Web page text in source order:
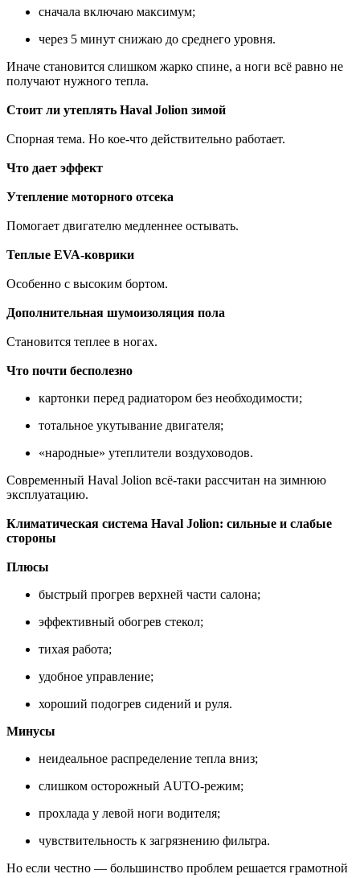
сначала включаю максимум;
через 5 минут снижаю до среднего уровня.
Иначе становится слишком жарко спине, а ноги всё равно не
получают нужного тепла.
Стоит ли утеплять Haval Jolion зимой
Спорная тема. Но кое-что действительно работает.
Что дает эффект
Утепление моторного отсека
Помогает двигателю медленнее остывать.
Теплые EVA-коврики
Особенно с высоким бортом.
Дополнительная шумоизоляция пола
Становится теплее в ногах.
Что почти бесполезно
картонки перед радиатором без необходимости;
тотальное укутывание двигателя;
«народные» утеплители воздуховодов.
Современный Haval Jolion всё-таки рассчитан на зимнюю
эксплуатацию.
Климатическая система Haval Jolion: сильные и слабые
стороны
Плюсы
быстрый прогрев верхней части салона;
эффективный обогрев стекол;
тихая работа;
удобное управление;
хороший подогрев сидений и руля.
Минусы
неидеальное распределение тепла вниз;
слишком осторожный AUTO-режим;
прохлада у левой ноги водителя;
чувствительность к загрязнению фильтра.
Но если честно — большинство проблем решается грамотной